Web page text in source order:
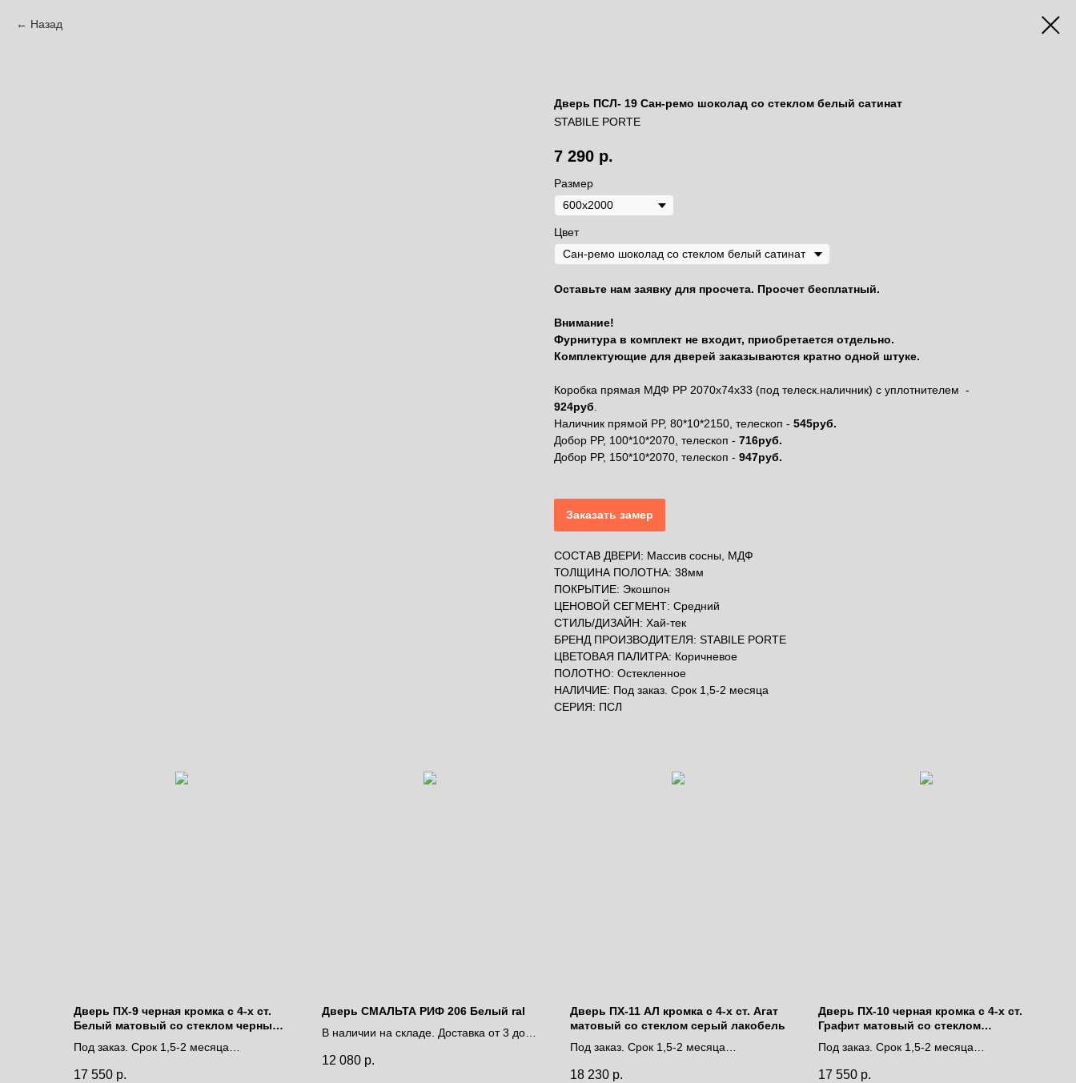
Назад
Дверь ПСЛ- 19 Сан-ремо шоколад со стеклом белый сатинат
STABILE PORTE
7 290 р.
Размер
Цвет
Оставьте нам заявку для просчета. Просчет бесплатный.
Внимание!
Фурнитура в комплект не входит, приобретается отдельно.
Комплектующие для дверей заказываются кратно одной штуке.
Коробка прямая МДФ PP 2070х74х33 (под телеск.наличник) с уплотнителем -
924руб.
Наличник прямой PP, 80*10*2150, телескоп - 545руб.
Добор PP, 100*10*2070, телескоп - 716руб.
Добор PP, 150*10*2070, телескоп - 947руб.
Заказать замер
СОСТАВ ДВЕРИ: Массив сосны, МДФ
ТОЛЩИНА ПОЛОТНА: 38мм
ПОКРЫТИЕ: Экошпон
ЦЕНОВОЙ СЕГМЕНТ: Средний
СТИЛЬ/ДИЗАЙН: Хай-тек
БРЕНД ПРОИЗВОДИТЕЛЯ: STABILE PORTE
ЦВЕТОВАЯ ПАЛИТРА: Коричневое
ПОЛОТНО: Остекленное
НАЛИЧИЕ: Под заказ. Срок 1,5-2 месяца
СЕРИЯ: ПСЛ
Дверь ПХ-9 черная кромка с 4-х ст.
Белый матовый со стеклом черный
лакобель
Под заказ. Срок 1,5-2 месяца
17 550 р.
Дверь СМАЛЬТА РИФ 206 Белый ral
В наличии на складе. Доставка от 3 до 9
Цена за полотно
12 080 р.
Дверь ПХ-11 АЛ кромка с 4-х ст. Агат
матовый со стеклом серый лакобель
Под заказ. Срок 1,5-2 месяца
18 230 р.
Дверь ПХ-10 черная кромка с 4-х ст.
Графит матовый со стеклом
белоснежный лакобель
Под заказ. Срок 1,5-2 месяца
17 550 р.